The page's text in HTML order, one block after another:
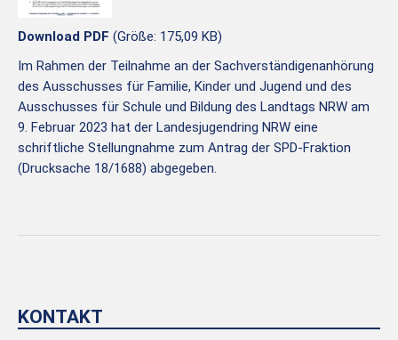
Download PDF (Größe: 175,09 KB)
Im Rahmen der Teilnahme an der Sachverständigenanhörung
des Ausschusses für Familie, Kinder und Jugend und des
Ausschusses für Schule und Bildung des Landtags NRW am
9. Februar 2023 hat der Landesjugendring NRW eine
schriftliche Stellungnahme zum Antrag der SPD-Fraktion
(Drucksache 18/1688) abgegeben.
KONTAKT